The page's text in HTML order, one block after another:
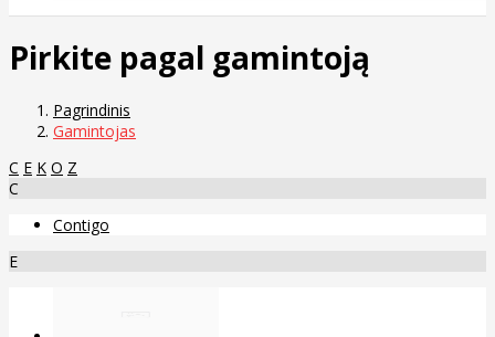
Pirkite pagal gamintoją
Pagrindinis
Gamintojas
C E K O Z
C
Contigo
E